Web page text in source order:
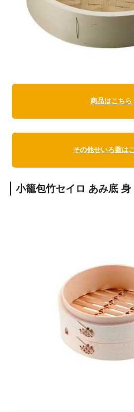
商品はこちら
その他せいろ蓋は
小籠包竹セイロ あみ底 身